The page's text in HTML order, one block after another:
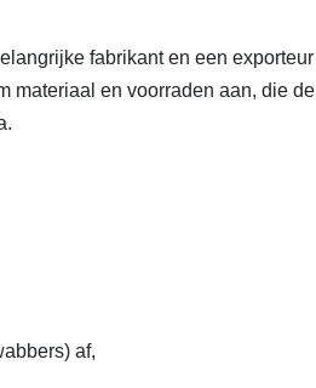
fabrikant en een exporteur
materiaal en voorraden aan, die de
af,